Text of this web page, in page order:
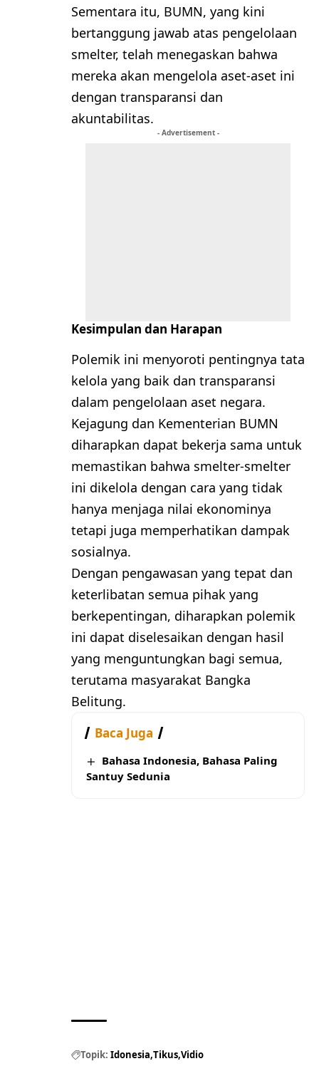
Sementara itu, BUMN, yang kini
bertanggung jawab atas pengelolaan
smelter, telah menegaskan bahwa
mereka akan mengelola aset-aset ini
dengan transparansi dan
akuntabilitas.
- Advertisement -
Kesimpulan dan Harapan
Polemik ini menyoroti pentingnya tata
kelola yang baik dan transparansi
dalam pengelolaan aset negara.
Kejagung dan Kementerian BUMN
diharapkan dapat bekerja sama untuk
memastikan bahwa smelter-smelter
ini dikelola dengan cara yang tidak
hanya menjaga nilai ekonominya
tetapi juga memperhatikan dampak
sosialnya.
Dengan pengawasan yang tepat dan
keterlibatan semua pihak yang
berkepentingan, diharapkan polemik
ini dapat diselesaikan dengan hasil
yang menguntungkan bagi semua,
terutama masyarakat Bangka
Belitung.
Baca Juga
Bahasa Indonesia, Bahasa Paling
Santuy Sedunia
Topik: Idonesia Tikus Vidio